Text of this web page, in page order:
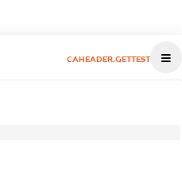
CAHEADER.GETTEST